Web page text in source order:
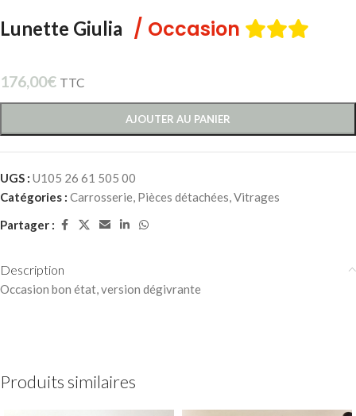
Lunette Giulia / Occasion
176,00€ TTC
AJOUTER AU PANIER
UGS : U105 26 61 505 00
Catégories : Carrosserie, Pièces détachées,Vitrages
Partager :
Description
Occasion bon état, version dégivrante
Produits similaires